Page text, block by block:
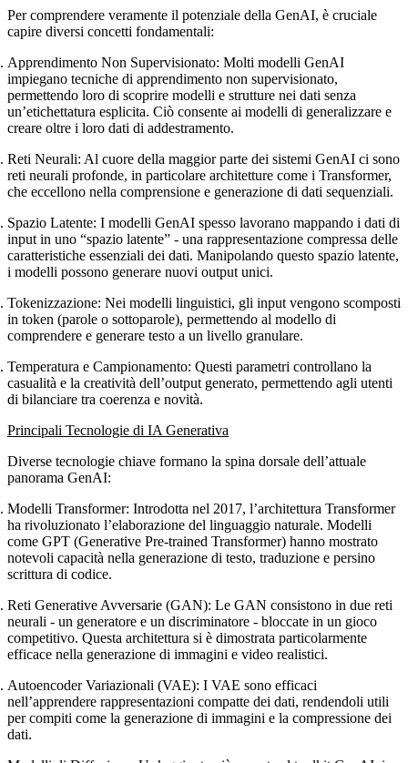
Per comprendere veramente il potenziale della GenAI, è cruciale
capire diversi concetti fondamentali:
Apprendimento Non Supervisionato: Molti modelli GenAI
impiegano tecniche di apprendimento non supervisionato,
permettendo loro di scoprire modelli e strutture nei dati senza
un’etichettatura esplicita. Ciò consente ai modelli di generalizzare e
creare oltre i loro dati di addestramento.
Reti Neurali: Al cuore della maggior parte dei sistemi GenAI ci sono
reti neurali profonde, in particolare architetture come i Transformer,
che eccellono nella comprensione e generazione di dati sequenziali.
Spazio Latente: I modelli GenAI spesso lavorano mappando i dati di
input in uno “spazio latente” - una rappresentazione compressa delle
caratteristiche essenziali dei dati. Manipolando questo spazio latente,
i modelli possono generare nuovi output unici.
Tokenizzazione: Nei modelli linguistici, gli input vengono scomposti
in token (parole o sottoparole), permettendo al modello di
comprendere e generare testo a un livello granulare.
Temperatura e Campionamento: Questi parametri controllano la
casualità e la creatività dell’output generato, permettendo agli utenti
di bilanciare tra coerenza e novità.
Principali Tecnologie di IA Generativa
Diverse tecnologie chiave formano la spina dorsale dell’attuale
panorama GenAI:
Modelli Transformer: Introdotta nel 2017, l’architettura Transformer
ha rivoluzionato l’elaborazione del linguaggio naturale. Modelli
come GPT (Generative Pre-trained Transformer) hanno mostrato
notevoli capacità nella generazione di testo, traduzione e persino
scrittura di codice.
Reti Generative Avversarie (GAN): Le GAN consistono in due reti
neurali - un generatore e un discriminatore - bloccate in un gioco
competitivo. Questa architettura si è dimostrata particolarmente
efficace nella generazione di immagini e video realistici.
Autoencoder Variazionali (VAE): I VAE sono efficaci
nell’apprendere rappresentazioni compatte dei dati, rendendoli utili
per compiti come la generazione di immagini e la compressione dei
dati.